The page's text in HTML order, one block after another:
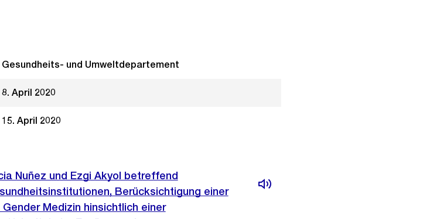
Gesundheits- und Umweltdepartement
8. April 2020
15. April 2020
Nuñez und Ezgi Akyol betreffend
Berücksichtigung einer
Medizin hinsichtlich einer